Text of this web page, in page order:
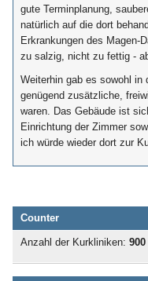
gute Terminplanung,
natürlich auf die dort
Erkrankungen des Magen-
zu salzig, nicht zu fettig -
Weiterhin gab es sowohl in
genügend zusätzliche,
waren. Das Gebäude ist
Einrichtung der Zimmer
ich würde wieder dort zur
Counter
Anzahl der Kurkliniken: 900